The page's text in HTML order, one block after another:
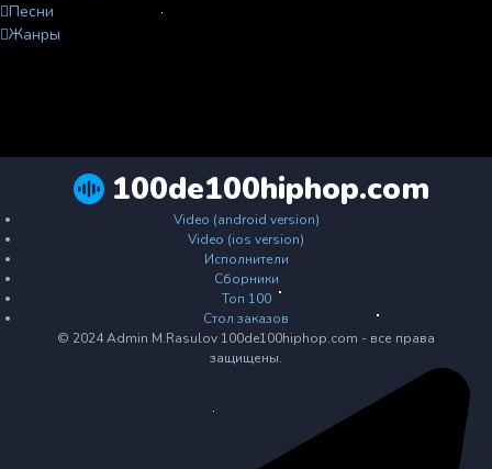
Песни
Жанры
100de100hiphop.com
Video (android version)
Video (ios version)
Исполнители
Сборники
Топ 100
Стол заказов
© 2024 Admin M.Rasulov 100de100hiphop.com - все права
защищены.